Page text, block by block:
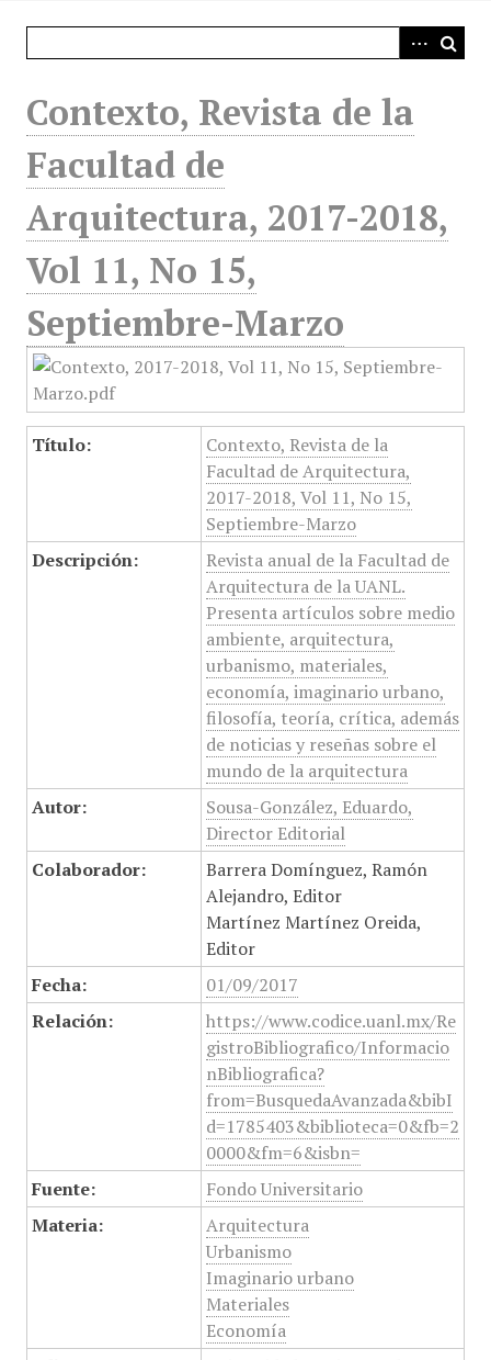
Contexto, Revista de la
Facultad de
Arquitectura, 2017-2018,
Vol 11, No 15,
Septiembre-Marzo
Título:
Contexto, Revista de la
Facultad de Arquitectura,
2017-2018, Vol 11, No 15,
Septiembre-Marzo
Descripción:
Revista anual de la Facultad de
Arquitectura de la UANL.
Presenta artículos sobre medio
ambiente, arquitectura,
urbanismo, materiales,
economía, imaginario urbano,
filosofía, teoría, crítica, además
de noticias y reseñas sobre el
mundo de la arquitectura
Autor:
Sousa-González, Eduardo,
Director Editorial
Colaborador:
Barrera Domínguez, Ramón
Alejandro, Editor
Martínez Martínez Oreida,
Editor
Fecha:
01/09/2017
Relación:
https://www.codice.uanl.mx/Re
gistroBibliografico/Informacio
nBibliografica?
from=BusquedaAvanzada&bibI
d=1785403&biblioteca=0&fb=2
0000&fm=6&isbn=
Fuente:
Fondo Universitario
Materia:
Arquitectura
Urbanismo
Imaginario urbano
Materiales
Economía